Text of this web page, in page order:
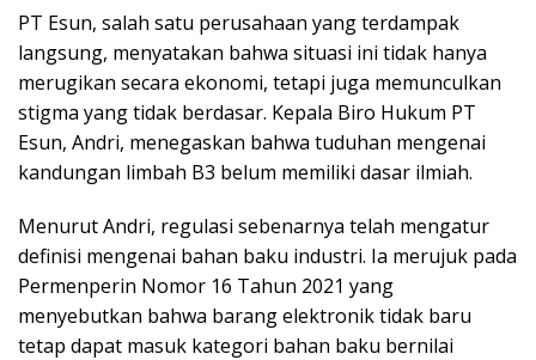
PT Esun, salah satu perusahaan yang terdampak
langsung, menyatakan bahwa situasi ini tidak hanya
merugikan secara ekonomi, tetapi juga memunculkan
stigma yang tidak berdasar. Kepala Biro Hukum PT
Esun, Andri, menegaskan bahwa tuduhan mengenai
kandungan limbah B3 belum memiliki dasar ilmiah.
Menurut Andri, regulasi sebenarnya telah mengatur
definisi mengenai bahan baku industri. Ia merujuk pada
Permenperin Nomor 16 Tahun 2021 yang
menyebutkan bahwa barang elektronik tidak baru
tetap dapat masuk kategori bahan baku bernilai